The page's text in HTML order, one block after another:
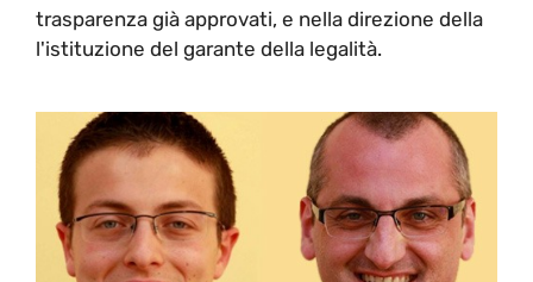
trasparenza già approvati, e nella direzione della
l'istituzione del garante della legalità.